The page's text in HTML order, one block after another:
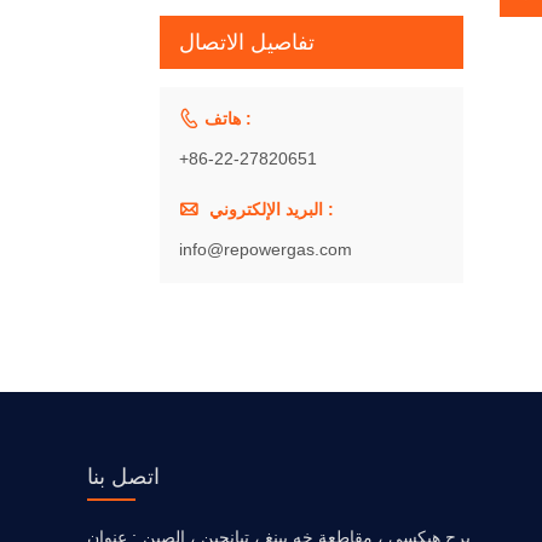
تفاصيل الاتصال
 هاتف :
+86-22-27820651
 البريد الإلكتروني :
info@repowergas.com
اتصل بنا
عنوان :